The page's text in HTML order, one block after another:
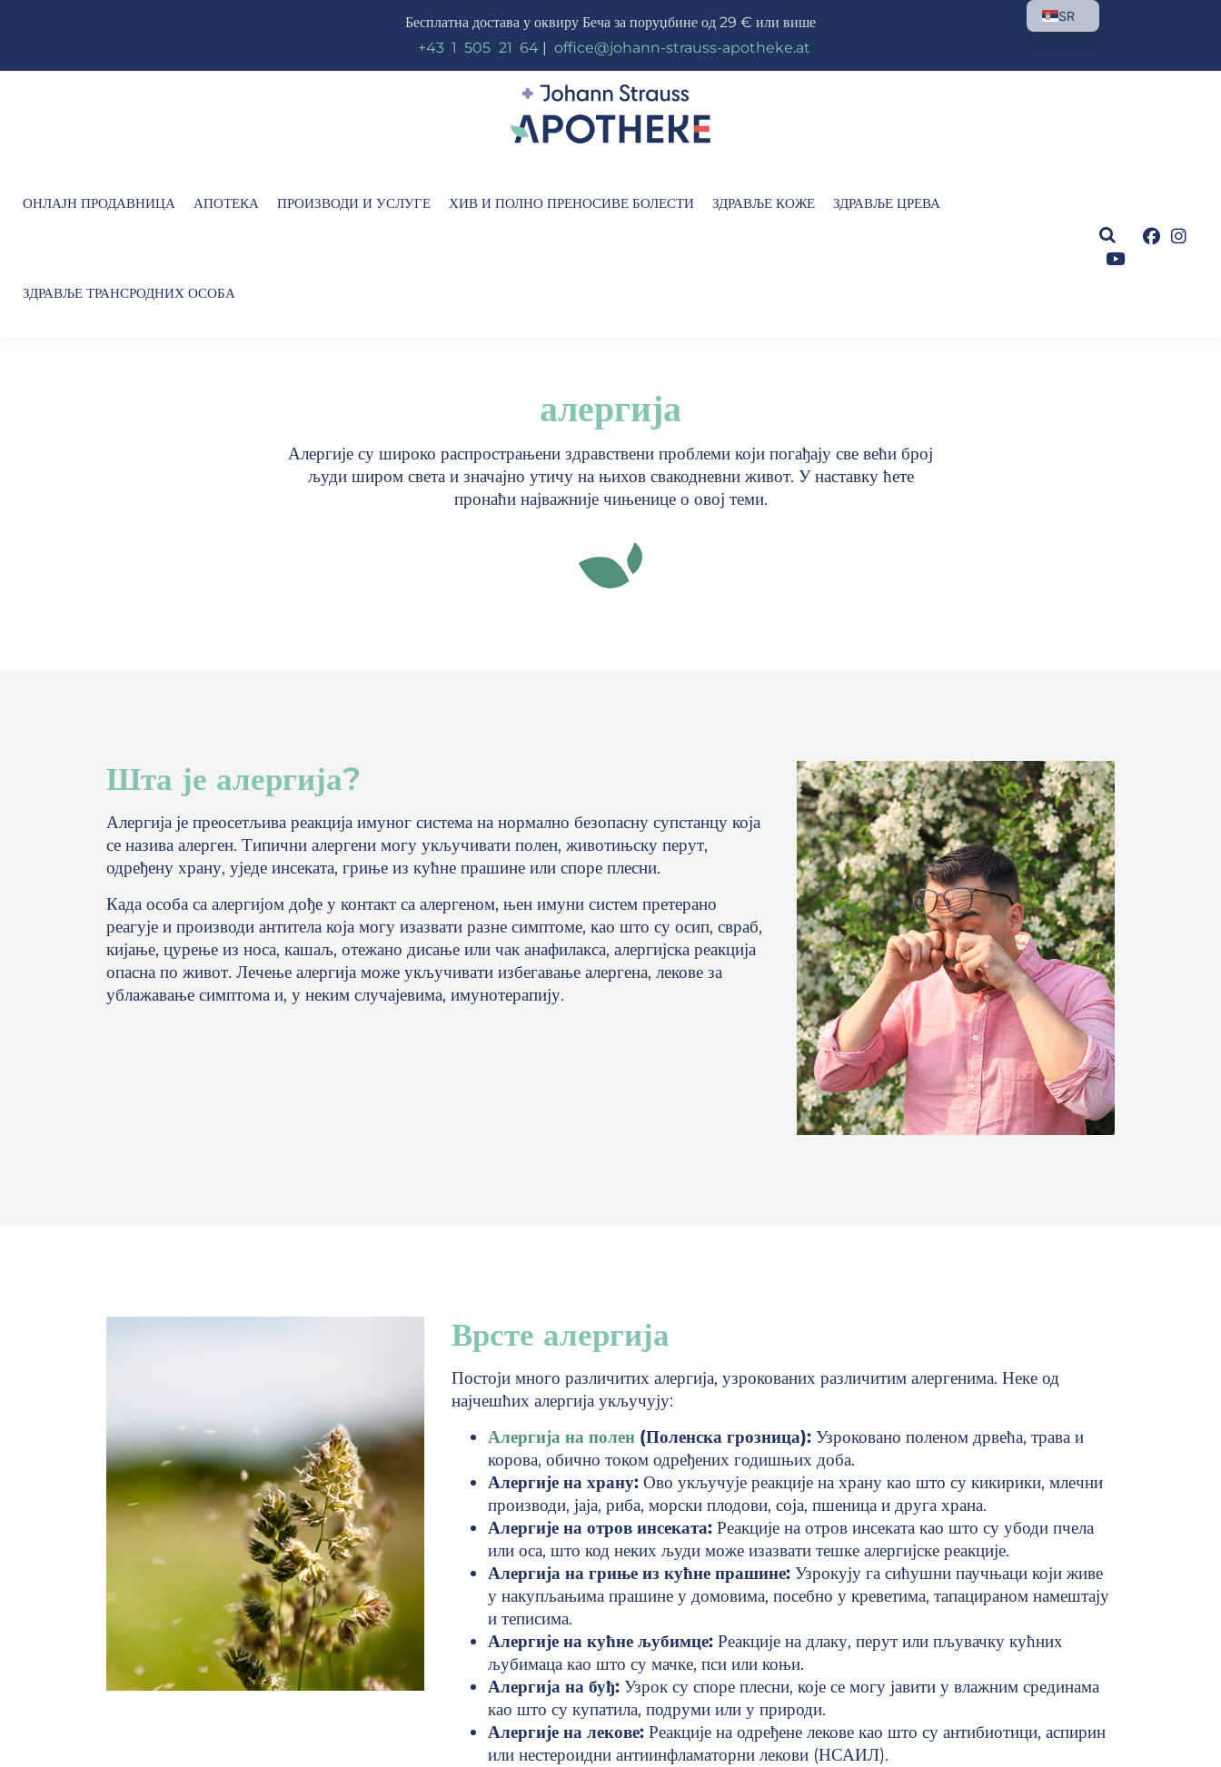
Бесплатна достава у оквиру Беча за поруџбине од 29 € или више
+43 1 505 21 64 office@johann-strauss-apotheke.at
ОНЛАЈН ПРОДАВНИЦА АПОТЕКА ПРОИЗВОДИ И УСЛУГЕ ХИВ И ПОЛНО ПРЕНОСИВЕ БОЛЕСТИ ЗДРАВЉЕ КОЖЕ ЗДРАВЉЕ ЦРЕВА
ЗДРАВЉЕ ТРАНСРОДНИХ ОСОБА
алергија
Алергије су широко распрострањени здравствени проблеми који погађају све већи број
људи широм света и значајно утичу на њихов свакодневни живот. У наставку ћете
пронаћи најважније чињенице о овој теми.
Шта је алергија?
Алергија је преосетљива реакција имуног система на нормално безопасну супстанцу која
се назива алерген. Типични алергени могу укључивати полен, животињску перут,
одређену храну, уједе инсеката, гриње из кућне прашине или споре плесни.
Када особа са алергијом дође у контакт са алергеном, њен имуни систем претерано
реагује и производи антитела која могу изазвати разне симптоме, као што су осип, свраб,
кијање, цурење из носа, кашаљ, отежано дисање или чак анафилакса, алергијска реакција
опасна по живот. Лечење алергија може укључивати избегавање алергена, лекове за
ублажавање симптома и, у неким случајевима, имунотерапију.
Врсте алергија
Постоји много различитих алергија, узрокованих различитим алергенима. Неке од
најчешћих алергија укључују:
Алергија на полен (Поленска грозница): Узроковано поленом дрвећа, трава и
корова, обично током одређених годишњих доба.
Алергије на храну: Ово укључује реакције на храну као што су кикирики, млечни
производи, јаја, риба, морски плодови, соја, пшеница и друга храна.
Алергије на отров инсеката: Реакције на отров инсеката као што су убоди пчела
или оса, што код неких људи може изазвати тешке алергијске реакције.
Алергија на гриње из кућне прашине: Узрокују га сићушни паучњаци који живе
у накупљањима прашине у домовима, посебно у креветима, тапацираном намештају
и теписима.
Алергије на кућне љубимце: Реакције на длаку, перут или пљувачку кућних
љубимаца као што су мачке, пси или коњи.
Алергија на буђ: Узрок су споре плесни, које се могу јавити у влажним срединама
као што су купатила, подруми или у природи.
Алергије на лекове: Реакције на одређене лекове као што су антибиотици, аспирин
или нестероидни антиинфламаторни лекови (НСАИЛ).
SR